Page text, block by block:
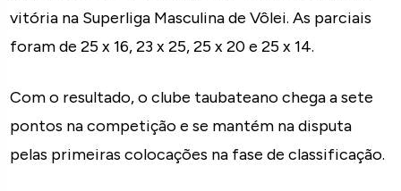
vitória na Superliga Masculina de Vôlei. As parciais
foram de 25 x 16, 23 x 25, 25 x 20 e 25 x 14.
Com o resultado, o clube taubateano chega a sete
pontos na competição e se mantém na disputa
pelas primeiras colocações na fase de classificação.